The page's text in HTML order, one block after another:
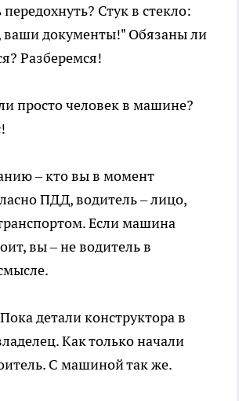
Стук в стекло:
ваши документы!" Обязаны ли
Разберемся!
просто человек в машине?
– кто вы в момент
ПДД, водитель – лицо,
Если машина
вы – не водитель в
Пока детали конструктора в
Как только начали
С машиной так же.